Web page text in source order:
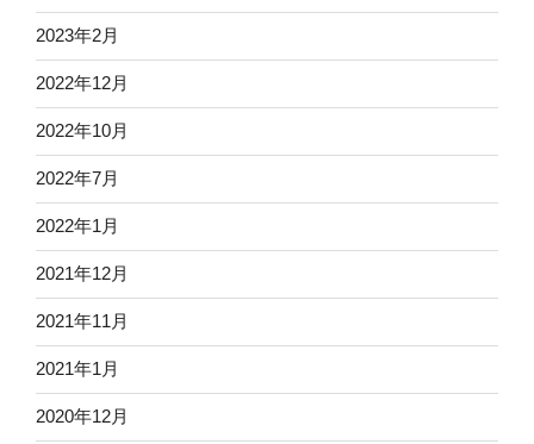
2023年2月
2022年12月
2022年10月
2022年7月
2022年1月
2021年12月
2021年11月
2021年1月
2020年12月